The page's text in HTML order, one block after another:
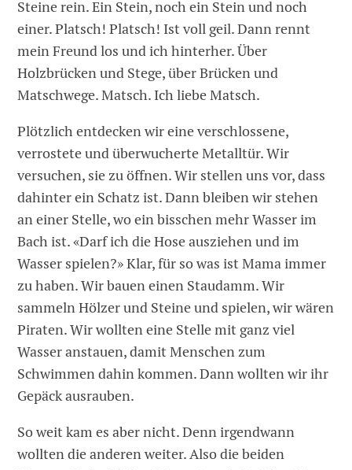
Steine rein. Ein Stein, noch ein Stein und noch
einer. Platsch! Platsch! Ist voll geil. Dann rennt
mein Freund los und ich hinterher. Über
Holzbrücken und Stege, über Brücken und
Matschwege. Matsch. Ich liebe Matsch.
Plötzlich entdecken wir eine verschlossene,
verrostete und überwucherte Metalltür. Wir
versuchen, sie zu öffnen. Wir stellen uns vor, dass
dahinter ein Schatz ist. Dann bleiben wir stehen
an einer Stelle, wo ein bisschen mehr Wasser im
Bach ist. «Darf ich die Hose ausziehen und im
Wasser spielen?» Klar, für so was ist Mama immer
zu haben. Wir bauen einen Staudamm. Wir
sammeln Hölzer und Steine und spielen, wir wären
Piraten. Wir wollten eine Stelle mit ganz viel
Wasser anstauen, damit Menschen zum
Schwimmen dahin kommen. Dann wollten wir ihr
Gepäck ausrauben.
So weit kam es aber nicht. Denn irgendwann
wollten die anderen weiter. Also die beiden